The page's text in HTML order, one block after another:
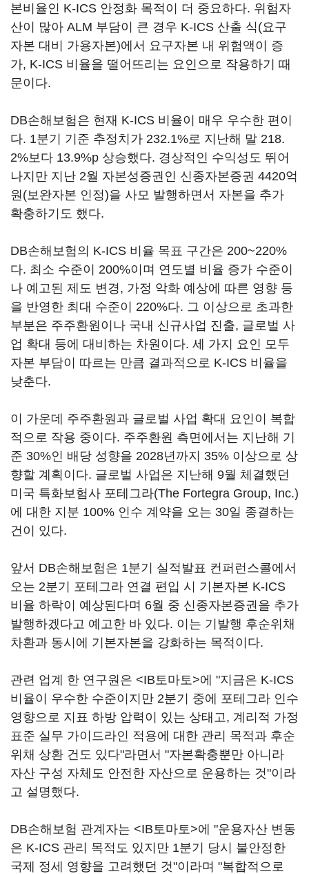
본비율인 K-ICS 안정화 목적이 더 중요하다. 위험자
산이 많아 ALM 부담이 큰 경우 K-ICS 산출 식(요구
자본 대비 가용자본)에서 요구자본 내 위험액이 증
가, K-ICS 비율을 떨어뜨리는 요인으로 작용하기 때
문이다.
DB손해보험은 현재 K-ICS 비율이 매우 우수한 편이
다. 1분기 기준 추정치가 232.1%로 지난해 말 218.
2%보다 13.9%p 상승했다. 경상적인 수익성도 뛰어
나지만 지난 2월 자본성증권인 신종자본증권 4420억
원(보완자본 인정)을 사모 발행하면서 자본을 추가
확충하기도 했다.
DB손해보험의 K-ICS 비율 목표 구간은 200~220%
다. 최소 수준이 200%이며 연도별 비율 증가 수준이
나 예고된 제도 변경, 가정 악화 예상에 따른 영향 등
을 반영한 최대 수준이 220%다. 그 이상으로 초과한
부분은 주주환원이나 국내 신규사업 진출, 글로벌 사
업 확대 등에 대비하는 차원이다. 세 가지 요인 모두
자본 부담이 따르는 만큼 결과적으로 K-ICS 비율을
낮춘다.
이 가운데 주주환원과 글로벌 사업 확대 요인이 복합
적으로 작용 중이다. 주주환원 측면에서는 지난해 기
준 30%인 배당 성향을 2028년까지 35% 이상으로 상
향할 계획이다. 글로벌 사업은 지난해 9월 체결했던
미국 특화보험사 포테그라(The Fortegra Group, Inc.)
에 대한 지분 100% 인수 계약을 오는 30일 종결하는
건이 있다.
앞서 DB손해보험은 1분기 실적발표 컨퍼런스콜에서
오는 2분기 포테그라 연결 편입 시 기본자본 K-ICS
비율 하락이 예상된다며 6월 중 신종자본증권을 추가
발행하겠다고 예고한 바 있다. 이는 기발행 후순위채
차환과 동시에 기본자본을 강화하는 목적이다.
관련 업계 한 연구원은 <IB토마토>에 "지금은 K-ICS
비율이 우수한 수준이지만 2분기 중에 포테그라 인수
영향으로 지표 하방 압력이 있는 상태고, 계리적 가정
표준 실무 가이드라인 적용에 대한 관리 목적과 후순
위채 상환 건도 있다"라면서 "자본확충뿐만 아니라
자산 구성 자체도 안전한 자산으로 운용하는 것"이라
고 설명했다.
DB손해보험 관계자는 <IB토마토>에 "운용자산 변동
은 K-ICS 관리 목적도 있지만 1분기 당시 불안정한
국제 정세 영향을 고려했던 것"이라며 "복합적으로